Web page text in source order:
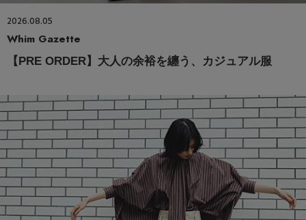
2026.08.05
Whim Gazette
【PRE ORDER】大人の余裕を纏う、カジュアル服